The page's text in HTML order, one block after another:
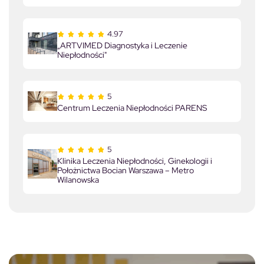
4.97
„ARTVIMED Diagnostyka i Leczenie
Niepłodności"
5
Centrum Leczenia Niepłodności PARENS
5
Klinika Leczenia Niepłodności, Ginekologii i
Położnictwa Bocian Warszawa – Metro
Wilanowska